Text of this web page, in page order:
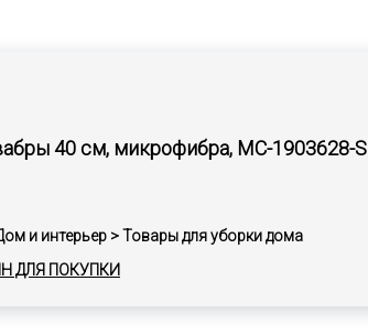
40 см, микрофибра, MC-1903628-S
и интерьер > Товары для уборки дома
ДЛЯ ПОКУПКИ